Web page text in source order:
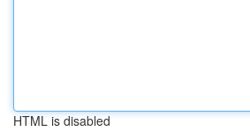
HTML is disabled